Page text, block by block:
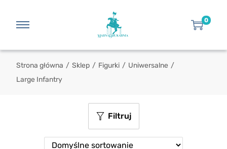
0
Strona główna / Sklep / Figurki / Uniwersalne /
Large Infantry
Filtruj